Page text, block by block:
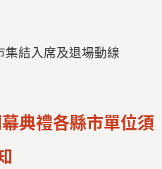
集結入席及退場動線
典禮各縣市單位須